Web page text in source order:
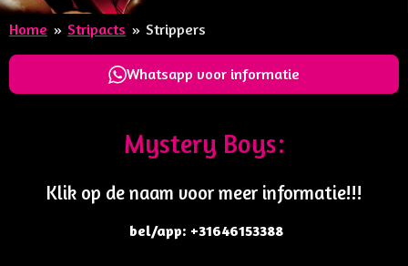
Home » Stripacts » Strippers
Whatsapp voor informatie
Mystery Boys:
Klik op de naam voor meer informatie!!!
bel/app: +31646153388